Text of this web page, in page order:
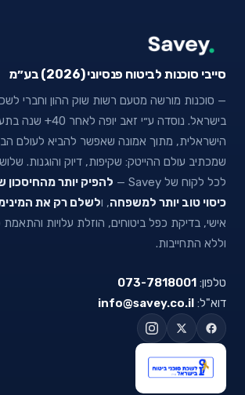
סייבי סוכנות לביטוח פנסיוני (2026) בע״מ
— סוכנות מורשה מטעם רשות שוק ההון וחברי
בישראל. נוסדה ע״י זאב
הישראלית, מתוך אמונה שאפשר להביא לעולם
שמכתיב עולם ההייטק: שקיפות, דיוק והוגנות.
לכל לקוח של Savey —
להפיק יותר מהחיסכון
כיסוי טוב יותר למשפחה, ולשלם רק את
אישי, בדיקת כפל ביטוחים, הוזלת עלויות והתאמת
וללא התחייבות.
טלפון: 073-7818001
דוא"ל: info@savey.co.il